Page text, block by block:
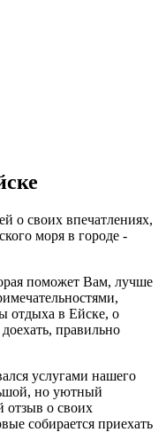
о своих впечатлениях,
моря в городе -
поможет Вам, лучше
отдыха в Ейске, о
правильно
услугами нашего
но уютный
отзыв о своих
собирается приехать